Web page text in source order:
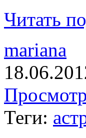
Читать
mariana
Теги: